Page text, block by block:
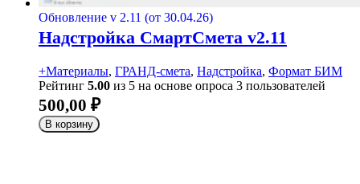
Обновление v 2.11 (от 30.04.26)
Надстройка СмартСмета v2.11
+Материалы, ГРАНД-смета, Надстройка, Формат БИМ
Рейтинг 5.00 из 5 на основе опроса 3 пользователей
500,00 ₽
В корзину